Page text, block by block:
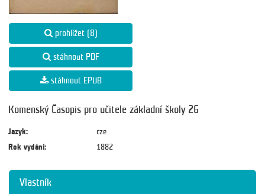
prohlížet (8)
stáhnout PDF
stáhnout EPUB
Komenský Časopis pro učitele základní školy 26
Jazyk:
cze
Rok vydání:
1882
Vlastník